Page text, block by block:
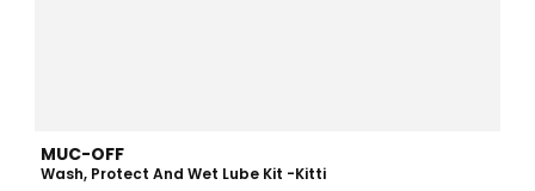
MUC-OFF
Wash, Protect And Wet Lube Kit -kitti